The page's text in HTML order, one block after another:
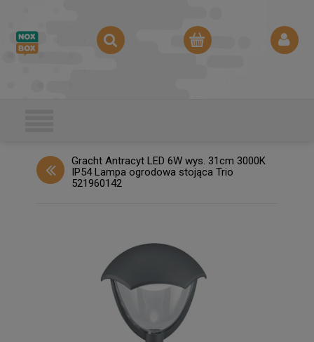
Gracht Antracyt LED 6W wys. 31cm 3000K
IP54 Lampa ogrodowa stojąca Trio
521960142